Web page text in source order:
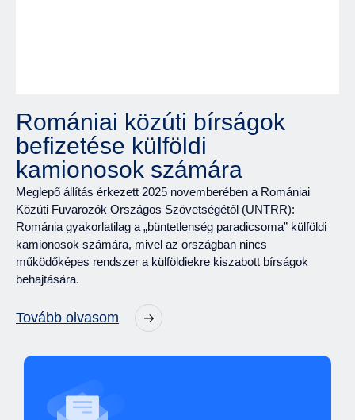
Romániai közúti bírságok
befizetése külföldi
kamionosok számára
Meglepő állítás érkezett 2025 novemberében a Romániai
Közúti Fuvarozók Országos Szövetségétől (UNTRR):
Románia gyakorlatilag a „büntetlenség paradicsoma” külföldi
kamionosok számára, mivel az országban nincs
működőképes rendszer a külföldiekre kiszabott bírságok
behajtására.
Tovább olvasom